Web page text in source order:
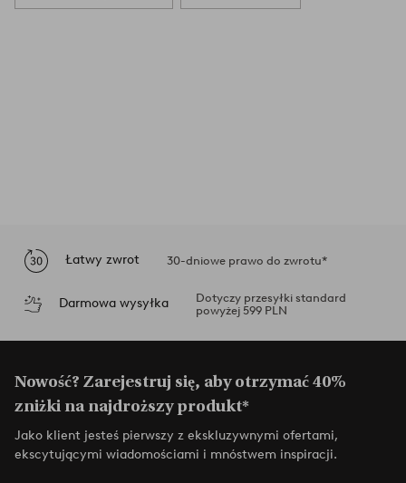
Łatwy zwrot 30-dniowe prawo do zwrotu*
Darmowa wysyłka
Dotyczy przesyłki standard
powyżej 599 PLN
Nowość? Zarejestruj się, aby otrzymać 40%
zniżki na najdroższy produkt*
Jako klient jesteś pierwszy z ekskluzywnymi ofertami,
ekscytującymi wiadomościami i mnóstwem inspiracji.